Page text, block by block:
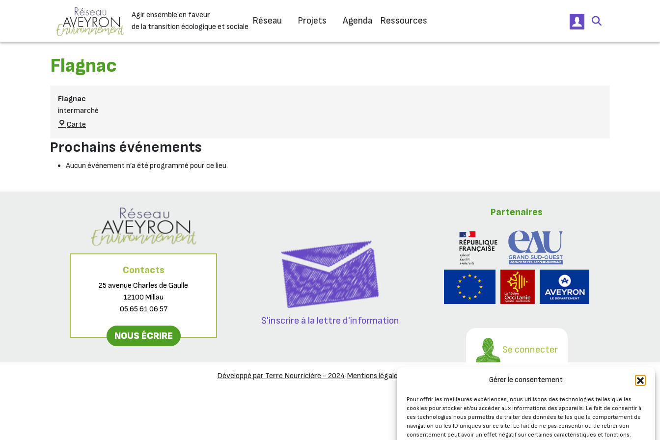
Gérer le consentement
Pour offrir les meilleures expériences, nous utilisons des technologies telles que les
cookies pour stocker et/ou accéder aux informations des appareils. Le fait de consentir à
ces technologies nous permettra de traiter des données telles que le comportement de
navigation ou les ID uniques sur ce site. Le fait de ne pas consentir ou de retirer son
consentement peut avoir un effet négatif sur certaines caractéristiques et fonctions.
Navigation principale
Agir ensemble en faveur
de la transition écologique et sociale
Réseau Projets Agenda Ressources
Flagnac
Flagnac
intermarché
Carte
Prochains événements
Aucun événement n’a été programmé pour ce lieu.
Contacts
25 avenue Charles de Gaulle
12100 Millau
05 65 61 06 57
NOUS ÉCRIRE
S'inscrire à la lettre d'information
Partenaires
Se connecter
Développé par Terre Nourricière - 2024 Mentions légales